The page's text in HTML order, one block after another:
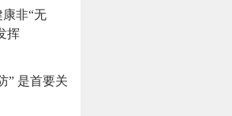
非“无
挥
” 是首要关